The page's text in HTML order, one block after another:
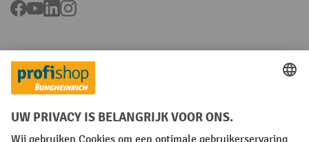
Facebook
YouTubeLinkedInInstagram
Talen
FR NL